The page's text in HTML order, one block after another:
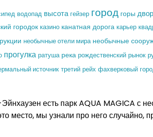
Румыния
Сан-Марино
Северная
Словакия
Словения
Украина
Финляндия
водопад высота гейзер город горы
городок казино канатная дорога карьер
необычные отели мира необычные
прогулка ратуша река рождественский рынок
источник третий рейх фахверковый
есть парк AQUA MAGICA с
место, мы узнали про него